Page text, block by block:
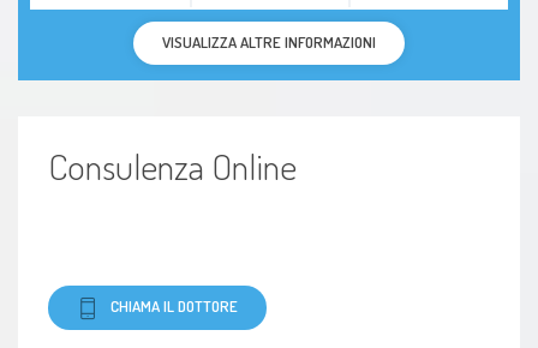
VISUALIZZA ALTRE INFORMAZIONI
Consulenza Online
CHIAMA IL DOTTORE